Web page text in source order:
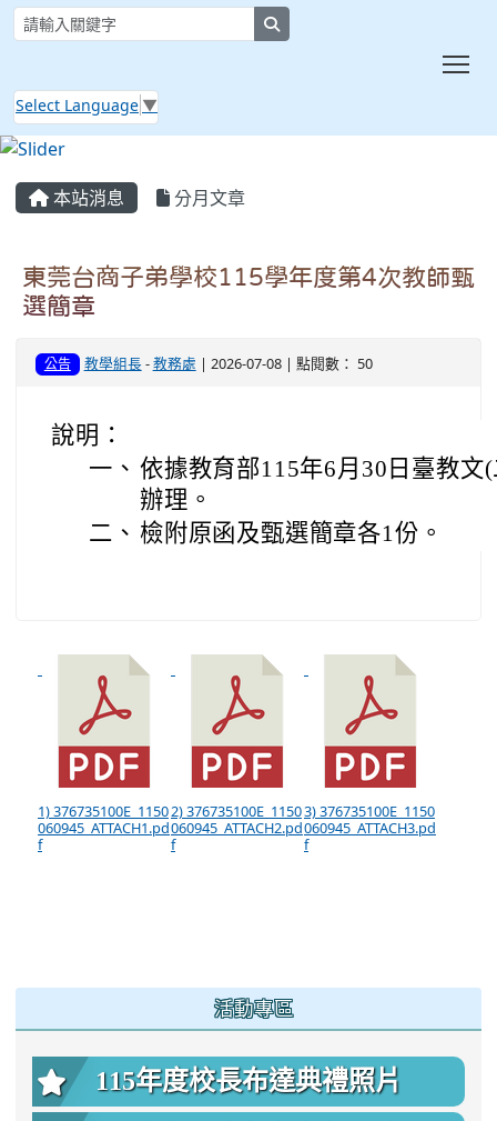
Select Language ▼
本站消息 分月文章
東莞台商子弟學校115學年度第4次教師甄
選簡章
公告 教學組長-教務處 | 2026-07-08 | 點閱數： 50
說明：
一、 依據教育部115年6月30日臺教文
辦理。
二、 檢附原函及甄選簡章各1份。
1) 376735100E_1150
060945_ATTACH1.pd
f
2) 376735100E_1150
060945_ATTACH2.pd
f
3) 376735100E_1150
060945_ATTACH3.pd
f
活動專區
115年度校長布達典禮照片